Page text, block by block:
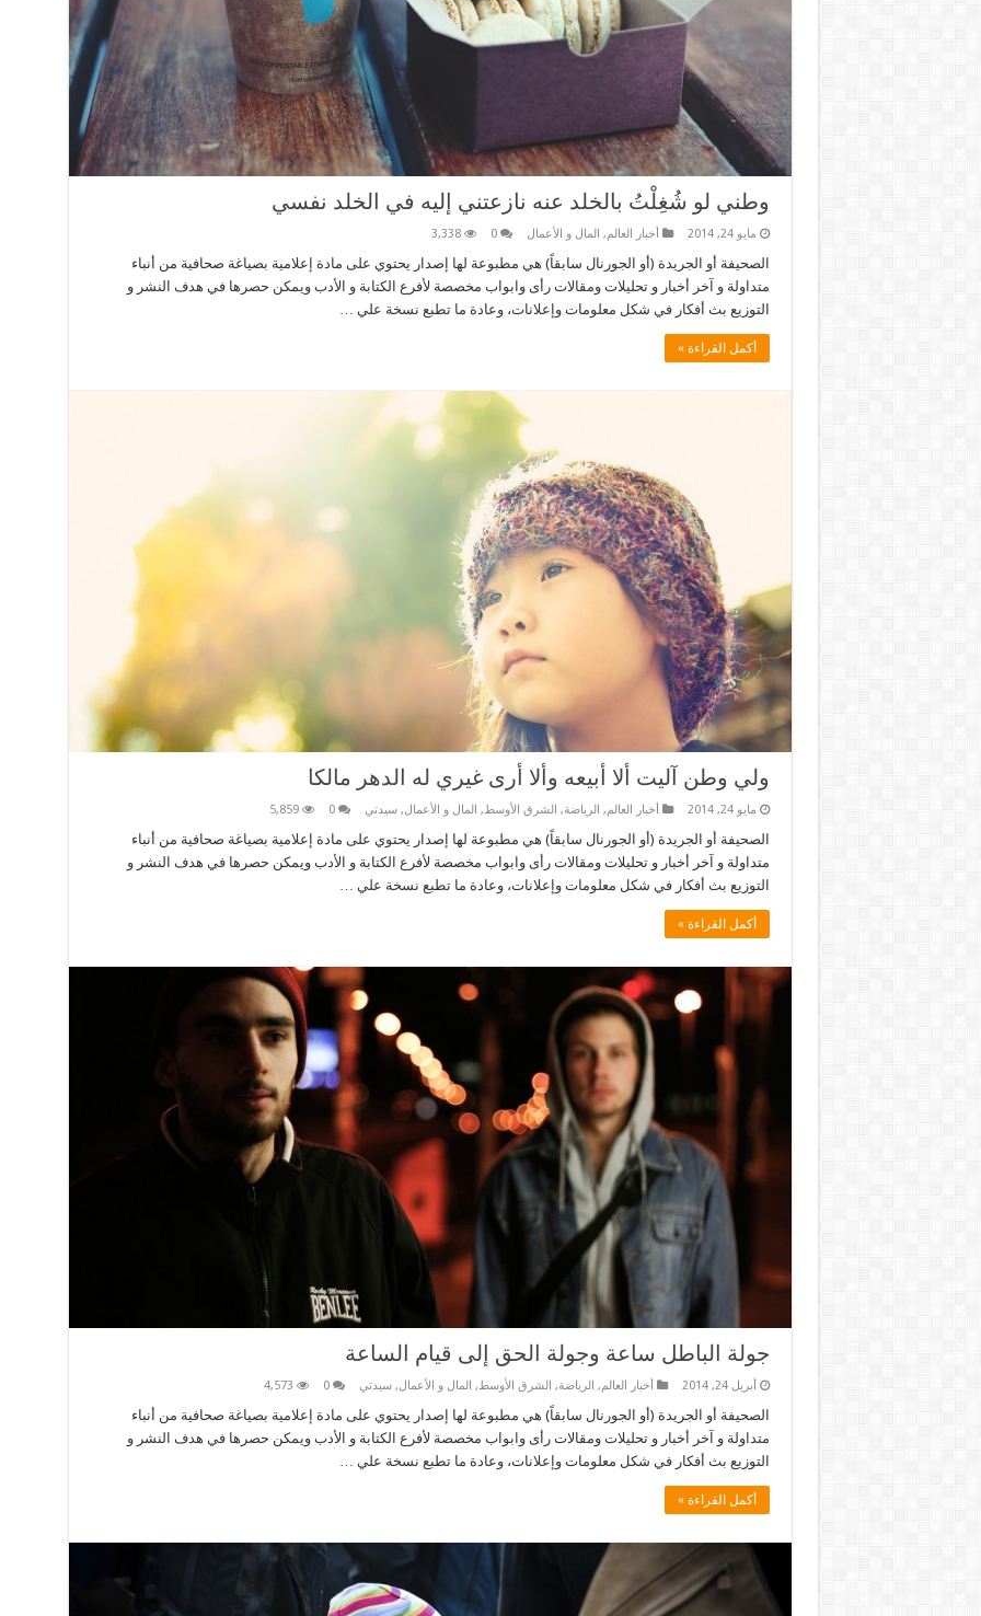
وطني لو شُغِلْتُ بالخلد عنه نازعتني إليه في الخلد نفسي
مايو 24, 2014 أخبار العالم, المال و الأعمال 0
3,338
الصحيفة أو الجريدة (أو الجورنال سابقاً) هي مطبوعة لها إصدار يحتوي على مادة إعلامية بصياغة صحافية من أنباء
متداولة و آخر أخبار و تحليلات ومقالات رأى وابواب مخصصة لأفرع الكتابة و الأدب ويمكن حصرها في هدف النشر و
التوزيع بث أفكار في شكل معلومات وإعلانات، وعادة ما تطبع نسخة علي …
أكمل القراءة »
ولي وطن آليت ألا أبيعه وألا أرى غيري له الدهر مالكا
مايو 24, 2014 أخبار العالم, الرياضة, الشرق الأوسط, المال و الأعمال,سيدتي 0
5,859
الصحيفة أو الجريدة (أو الجورنال سابقاً) هي مطبوعة لها إصدار يحتوي على مادة إعلامية بصياغة صحافية من أنباء
متداولة و آخر أخبار و تحليلات ومقالات رأى وابواب مخصصة لأفرع الكتابة و الأدب ويمكن حصرها في هدف النشر و
التوزيع بث أفكار في شكل معلومات وإعلانات، وعادة ما تطبع نسخة علي …
أكمل القراءة »
جولة الباطل ساعة وجولة الحق إلى قيام الساعة
أبريل 24, 2014 أخبار العالم, الرياضة, الشرق الأوسط, المال و الأعمال,سيدتي 0
4,573
الصحيفة أو الجريدة (أو الجورنال سابقاً) هي مطبوعة لها إصدار يحتوي على مادة إعلامية بصياغة صحافية من أنباء
متداولة و آخر أخبار و تحليلات ومقالات رأى وابواب مخصصة لأفرع الكتابة و الأدب ويمكن حصرها في هدف النشر و
التوزيع بث أفكار في شكل معلومات وإعلانات، وعادة ما تطبع نسخة علي …
أكمل القراءة »